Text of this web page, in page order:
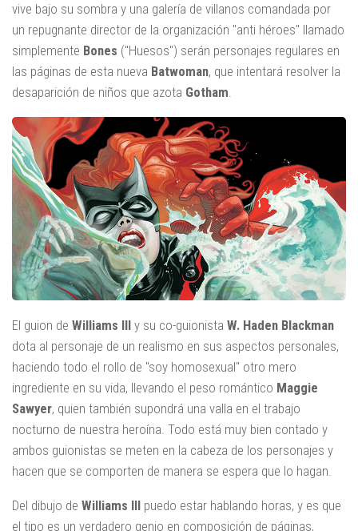
vive bajo su sombra y una galería de villanos comandada por
un repugnante director de la organización "anti héroes" llamado
simplemente Bones ("Huesos") serán personajes regulares en
las páginas de esta nueva Batwoman, que intentará resolver la
desaparición de niños que azota Gotham.
El guion de Williams III y su co-guionista W. Haden Blackman
dota al personaje de un realismo en sus aspectos personales,
haciendo todo el rollo de "soy homosexual" otro mero
ingrediente en su vida, llevando el peso romántico Maggie
Sawyer, quien también supondrá una valla en el trabajo
nocturno de nuestra heroína. Todo está muy bien contado y
ambos guionistas se meten en la cabeza de los personajes y
hacen que se comporten de manera se espera que lo hagan.
Del dibujo de Williams III puedo estar hablando horas, y es que
el tipo es un verdadero genio en composición de páginas,